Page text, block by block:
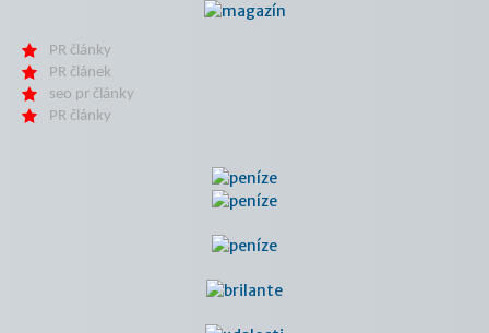
PR články
PR článek
seo pr články
PR články